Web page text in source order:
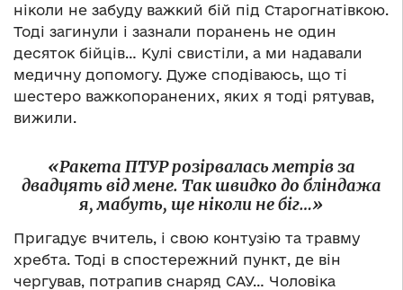
ніколи не забуду важкий бій під Старогнатівкою.
Тоді загинули і зазнали поранень не один
десяток бійців… Кулі свистіли, а ми надавали
медичну допомогу. Дуже сподіваюсь, що ті
шестеро важкопоранених, яких я тоді рятував,
вижили.
«Ракета ПТУР розірвалась метрів за
двадцять від мене. Так швидко до бліндажа
я, мабуть, ще ніколи не біг…»
Пригадує вчитель, і свою контузію та травму
хребта. Тоді в спостережний пункт, де він
чергував, потрапив снаряд САУ… Чоловіка